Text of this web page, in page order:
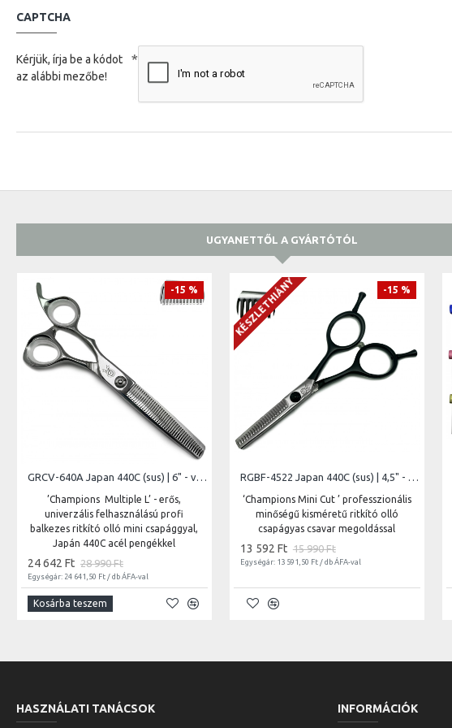
CAPTCHA
Kérjük, írja be a kódot
az alábbi mezőbe!
UGYANETTŐL A GYÁRTÓTÓL
-15 %
GRCV-640A Japan 440C (sus) | 6" - vágóél hossz 6,5 cm - teljes hossz 15,2 cm
’Champions Multiple L’ - erős,
univerzális felhasználású profi
balkezes ritkító olló mini csapággyal,
Japán 440C acél pengékkel
24 642 Ft 28 990 Ft
Egységár: 24 641,50 Ft / db ÁFA-val
Kosárba teszem
-15 %
KÉSZLETHIÁNY
RGBF-4522 Japan 440C (sus) | 4,5" - vágóél hossz 4 cm - teljes hossz 11,4 cm
‘Champions Mini Cut ’ professzionális
minőségű kisméretű ritkító olló
csapágyas csavar megoldással
13 592 Ft 15 990 Ft
Egységár: 13 591,50 Ft / db ÁFA-val
HASZNÁLATI TANÁCSOK INFORMÁCIÓK